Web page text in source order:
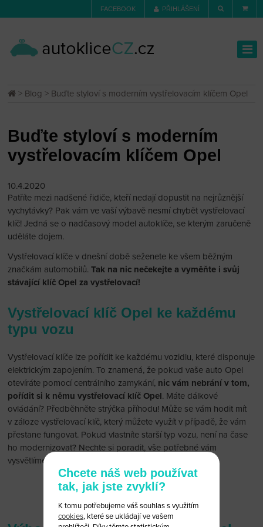
FACEBOOK PŘIHLÁŠENÍ
> Blog > Buďte styloví s moderním vystřelovacím klíčem Opel
Buďte styloví s moderním
vystřelovacím klíčem Opel
10.4.2020
Patříte mezi nadšené řidiče, kteří nedají dopustit na nejrůznější
vychytávky? Pak vám ve vaší výbavě nesmí chybět vystřelovací
klíč! Jedná se o nadčasový model autoklíče, se kterým zaručeně
uděláte dojem.
Vystřelovací klíče v dnešní době seženete ke všem běžným
značkám automobilů.Tak na nic nečekejte a vyměňte i svůj
stávající klíč Opel za vystřelovací!
Vystřelovací klíč Opel ke každému
typu vozu
Vystřelovací klíče lze pořídit ke každému vozidlu, které disponuje
elektrickým zapojením. To znamená, že pokud vaše auto Opel
otevíráte pomocí centrálního zamykání, nic vám nebrání v tom,
pořídit si k němu vystřelovací klíč Opel. Máte dálkové
ovládání? Předběhněte strýčka příhodu! Může se vám hodit mít
v záloze vystřelovací klíč, který můžete využít v případě, že vám
přestane fungovat. Pokud vlastníte starší typ vozu, není na čase
ho modernizovat? Nechte si poradit, vše potřebné vám
vysvětlíme a bez starostí namontujeme.
AutokliceCZ
Chcete náš web používat
tak, jak jste zvyklí?
K tomu potřebujeme váš souhlas s využitím
cookies, které se ukládají ve vašem